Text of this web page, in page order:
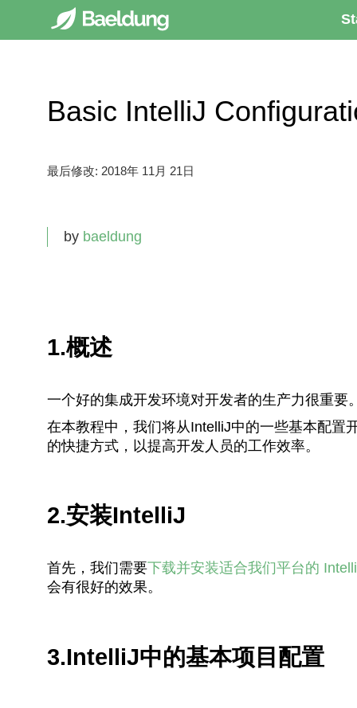
Basic IntelliJ
最后修改: 2018年 11月 21日
by baeldung
1.概述
一个好的集成开发环境对开发者的生产力很重
在本教程中，我们将从IntelliJ中的一些基本配置
的快捷方式，以提高开发人员的工作效率。
2.安装IntelliJ
首先，我们需要下载并安装适合我们平台的
会有很好的效果。
3.IntelliJ中的基本项目配置